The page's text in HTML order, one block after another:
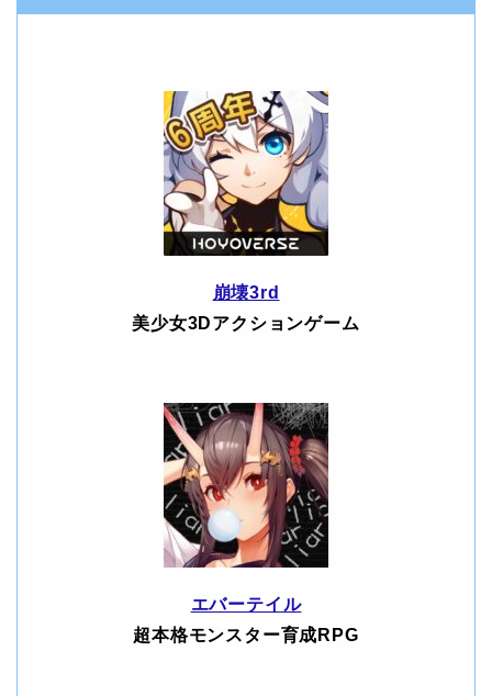
崩壊3rd
美少女3Dアクションゲーム
エバーテイル
超本格モンスター育成RPG